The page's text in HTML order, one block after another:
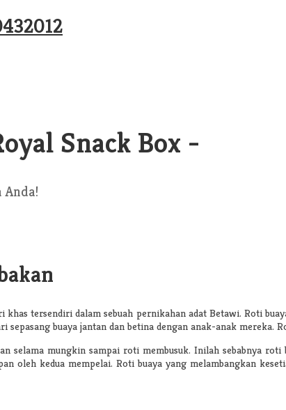
Snack Box -
tersendiri dalam sebuah pernikahan adat Betawi. Roti
buaya jantan dan betina dengan anak-anak mereka.
selama mungkin sampai roti membusuk. Inilah sebabnya
oleh kedua mempelai. Roti buaya yang melambangkan